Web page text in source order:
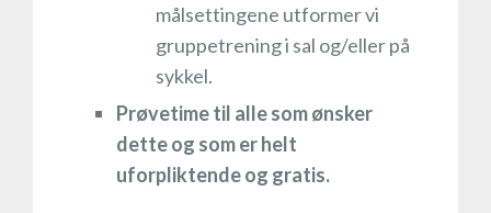
målsettingene utformer vi
gruppetrening i sal og/eller på
sykkel.
Prøvetime til alle som ønsker
dette og som er helt
uforpliktende og gratis.